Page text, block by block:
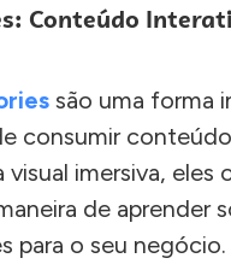
Conteúdo
são uma forma
consumir
visual imersiva, eles
de aprender
para o seu negócio.